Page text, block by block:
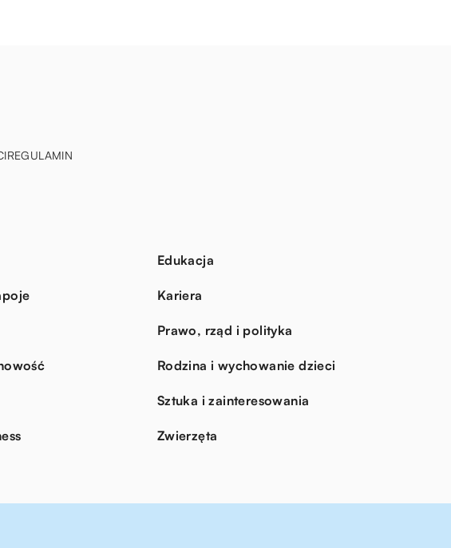
REGULAMIN
Edukacja
Kariera
Prawo, rząd i polityka
Rodzina i wychowanie dzieci
Sztuka i zainteresowania
Zwierzęta